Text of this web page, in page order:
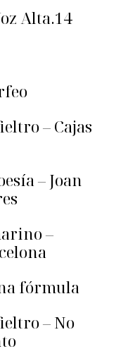
Alta.14
– Cajas
– Joan
–
fórmula
– No